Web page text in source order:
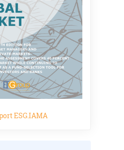
ESG.IAMA